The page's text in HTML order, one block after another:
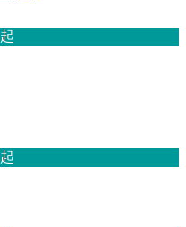
起
起